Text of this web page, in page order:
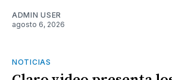
ADMIN USER
agosto 6, 2026
NOTICIAS